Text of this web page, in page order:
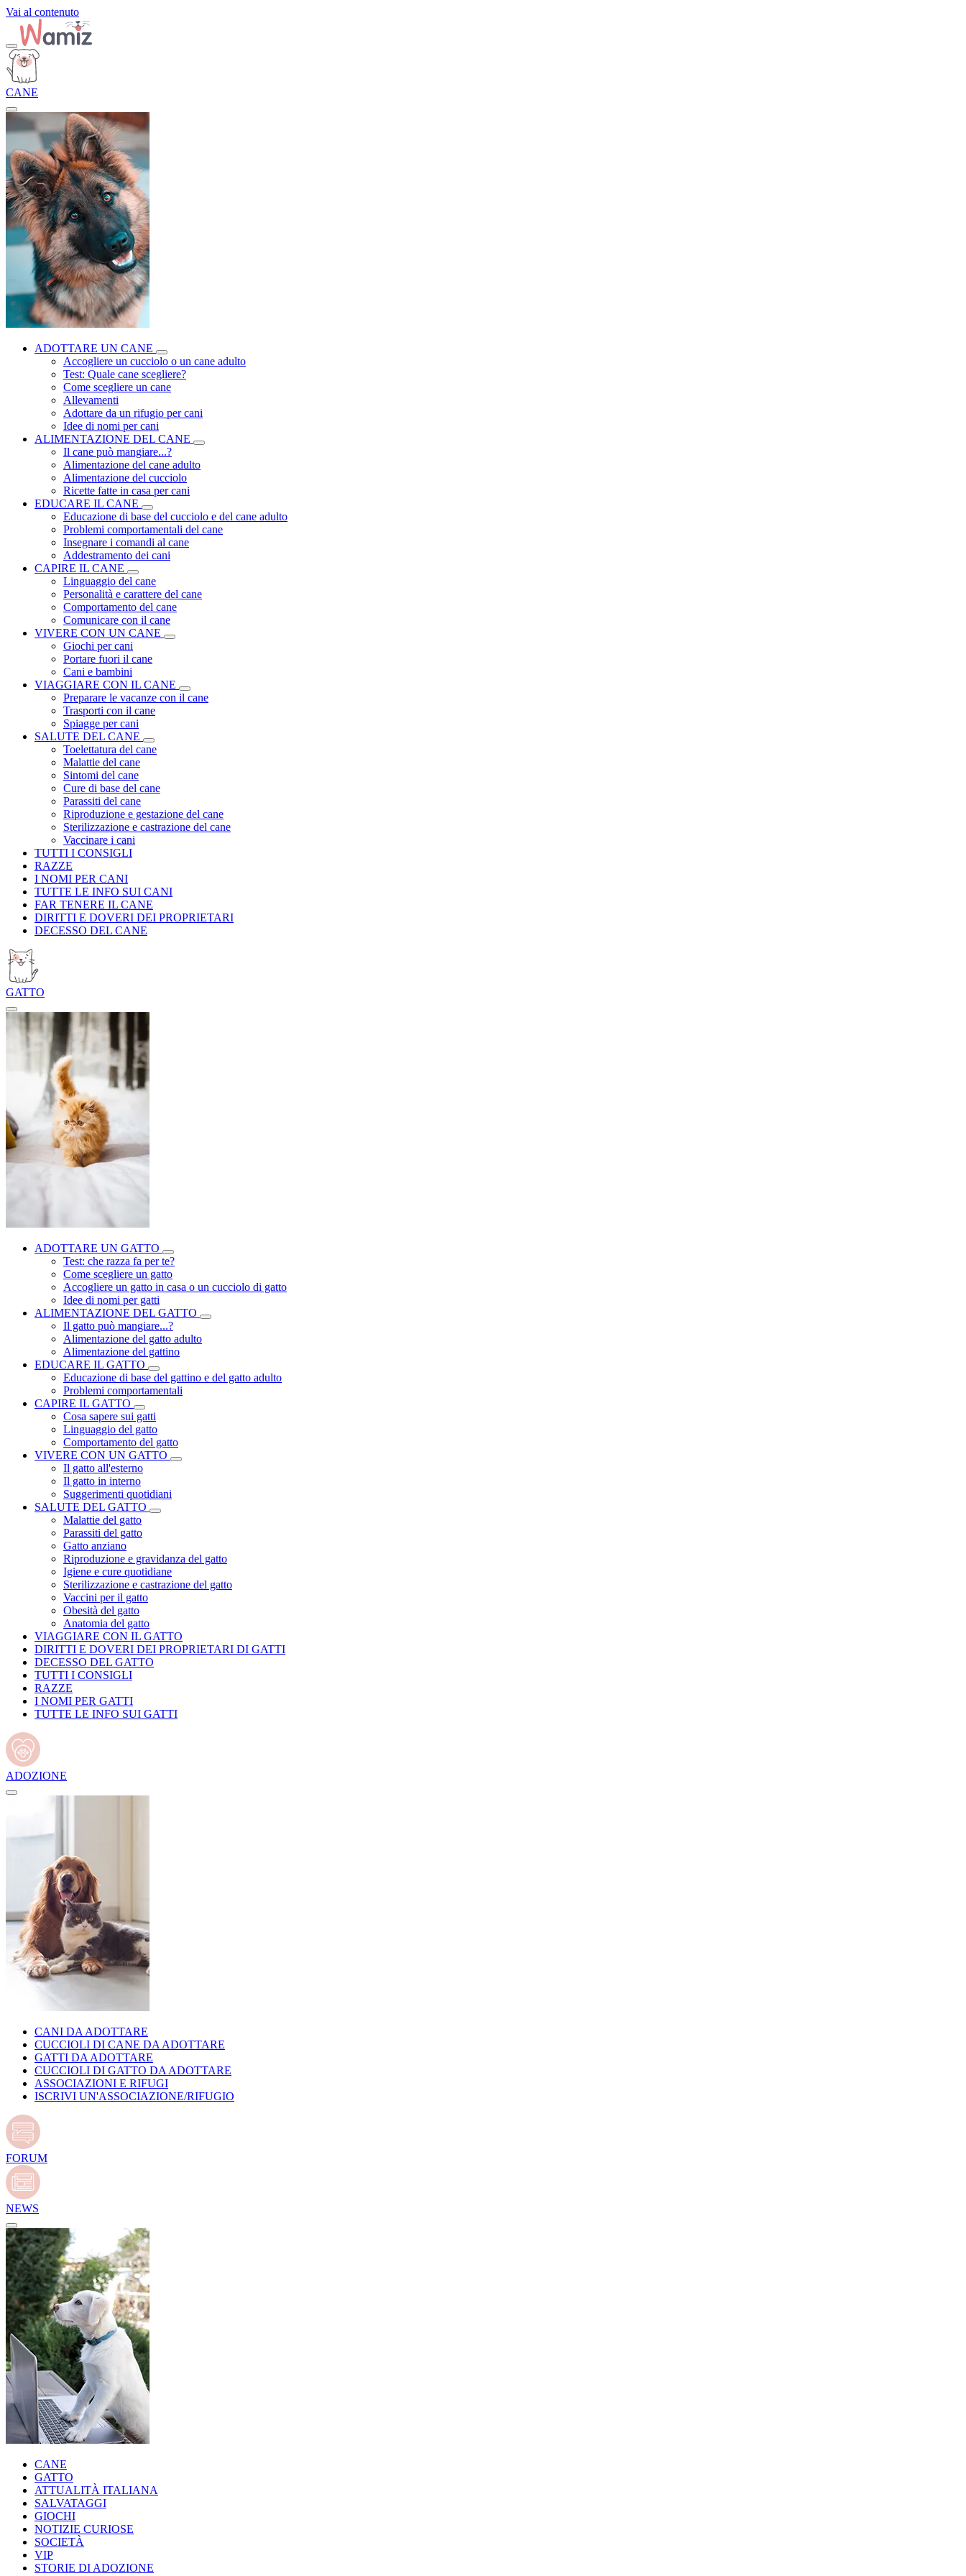
Vai al contenuto
CANE
ADOTTARE UN CANE
Accogliere un cucciolo o un cane adulto
Test: Quale cane scegliere?
Come scegliere un cane
Allevamenti
Adottare da un rifugio per cani
Idee di nomi per cani
ALIMENTAZIONE DEL CANE
Il cane può mangiare...?
Alimentazione del cane adulto
Alimentazione del cucciolo
Ricette fatte in casa per cani
EDUCARE IL CANE
Educazione di base del cucciolo e del cane adulto
Problemi comportamentali del cane
Insegnare i comandi al cane
Addestramento dei cani
CAPIRE IL CANE
Linguaggio del cane
Personalità e carattere del cane
Comportamento del cane
Comunicare con il cane
VIVERE CON UN CANE
Giochi per cani
Portare fuori il cane
Cani e bambini
VIAGGIARE CON IL CANE
Preparare le vacanze con il cane
Trasporti con il cane
Spiagge per cani
SALUTE DEL CANE
Toelettatura del cane
Malattie del cane
Sintomi del cane
Cure di base del cane
Parassiti del cane
Riproduzione e gestazione del cane
Sterilizzazione e castrazione del cane
Vaccinare i cani
TUTTI I CONSIGLI
RAZZE
I NOMI PER CANI
TUTTE LE INFO SUI CANI
FAR TENERE IL CANE
DIRITTI E DOVERI DEI PROPRIETARI
DECESSO DEL CANE
GATTO
ADOTTARE UN GATTO
Test: che razza fa per te?
Come scegliere un gatto
Accogliere un gatto in casa o un cucciolo di gatto
Idee di nomi per gatti
ALIMENTAZIONE DEL GATTO
Il gatto può mangiare...?
Alimentazione del gatto adulto
Alimentazione del gattino
EDUCARE IL GATTO
Educazione di base del gattino e del gatto adulto
Problemi comportamentali
CAPIRE IL GATTO
Cosa sapere sui gatti
Linguaggio del gatto
Comportamento del gatto
VIVERE CON UN GATTO
Il gatto all'esterno
Il gatto in interno
Suggerimenti quotidiani
SALUTE DEL GATTO
Malattie del gatto
Parassiti del gatto
Gatto anziano
Riproduzione e gravidanza del gatto
Igiene e cure quotidiane
Sterilizzazione e castrazione del gatto
Vaccini per il gatto
Obesità del gatto
Anatomia del gatto
VIAGGIARE CON IL GATTO
DIRITTI E DOVERI DEI PROPRIETARI DI GATTI
DECESSO DEL GATTO
TUTTI I CONSIGLI
RAZZE
I NOMI PER GATTI
TUTTE LE INFO SUI GATTI
ADOZIONE
CANI DA ADOTTARE
CUCCIOLI DI CANE DA ADOTTARE
GATTI DA ADOTTARE
CUCCIOLI DI GATTO DA ADOTTARE
ASSOCIAZIONI E RIFUGI
ISCRIVI UN'ASSOCIAZIONE/RIFUGIO
FORUM
NEWS
CANE
GATTO
ATTUALITÀ ITALIANA
SALVATAGGI
GIOCHI
NOTIZIE CURIOSE
SOCIETÀ
VIP
STORIE DI ADOZIONE